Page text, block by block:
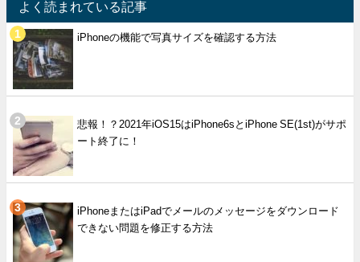
よく読まれている記事
iPhoneの機能で写真サイズを確認する方法
悲報！？2021年iOS15はiPhone6sとiPhone SE(1st)がサポ
ート終了に！
iPhoneまたはiPadでメールのメッセージをダウンロード
できない問題を修正する方法